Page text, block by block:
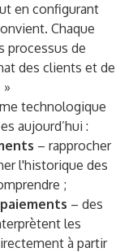
en configurant
Chaque
processus de
des clients et de
technologique
aujourd’hui :
– rapprocher
l'historique des
;
– des
les
à partir